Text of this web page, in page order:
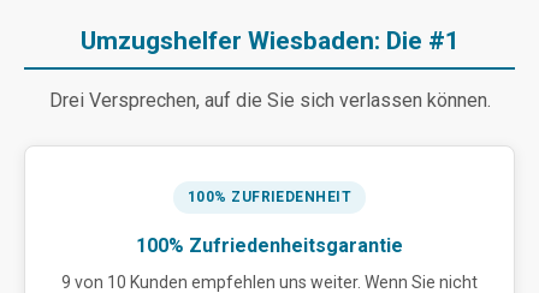
Umzugshelfer Wiesbaden: Die #1
Drei Versprechen, auf die Sie sich verlassen können.
100% ZUFRIEDENHEIT
100% Zufriedenheitsgarantie
9 von 10 Kunden empfehlen uns weiter. Wenn Sie nicht